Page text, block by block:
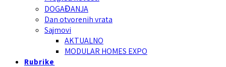
DOGAĐANJA
Dan otvorenih vrata
Sajmovi
AKTUALNO
MODULAR HOMES EXPO
Rubrike